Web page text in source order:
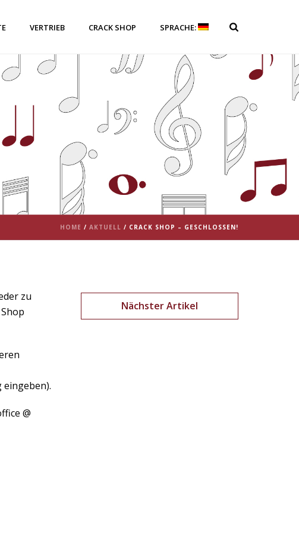
VERTRIEB CRACK SHOP SPRACHE:
HOME / AKTUELL / CRACK SHOP – GESCHLOSSEN!
zu
eingeben).
@
Nächster Artikel